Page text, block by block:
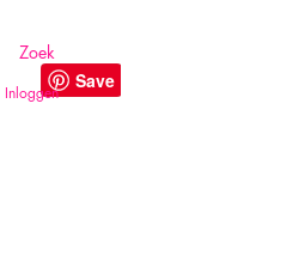
Zoek
Inloggen